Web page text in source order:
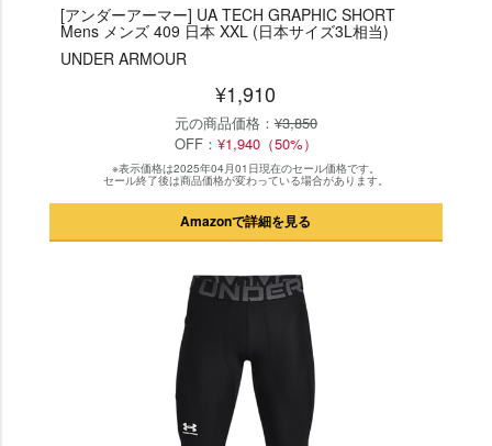
[アンダーアーマー] UA TECH GRAPHIC SHORT
Mens メンズ 409 日本 XXL (日本サイズ3L相当)
UNDER ARMOUR
¥1,910
元の商品価格： ¥3,850
OFF： ¥1,940（50%）
※表示価格は2025年04月01日現在のセール価格です。
セール終了後は商品価格が変わっている場合があります。
Amazonで詳細を見る